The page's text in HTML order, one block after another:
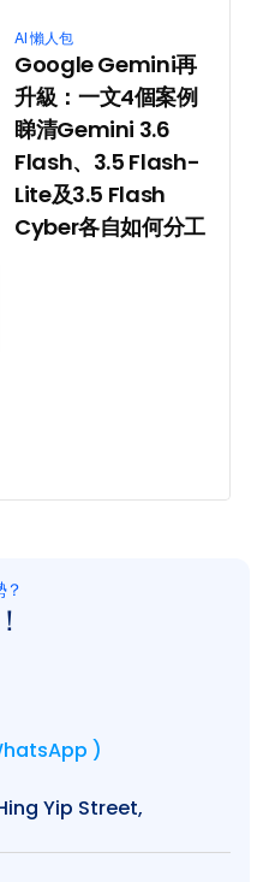
AI 懶人包
Google Gemini再
升級：一文4個案例
睇清Gemini 3.6
Flash、3.5 Flash-
Lite及3.5 Flash
Cyber各自如何分工
)
Yip Street,